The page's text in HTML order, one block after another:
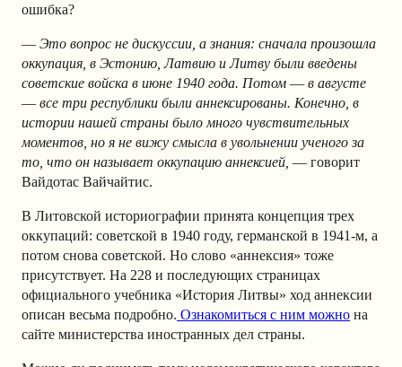
ошибка?
— Это вопрос не дискуссии, а знания: сначала произошла
оккупация, в Эстонию, Латвию и Литву были введены
советские войска в июне 1940 года. Потом — в августе
— все три республики были аннексированы. Конечно, в
истории нашей страны было много чувствительных
моментов, но я не вижу смысла в увольнении ученого за
то, что он называет оккупацию аннексией, — говорит
Вайдотас Вайчайтис.
В Литовской историографии принята концепция трех
оккупаций: советской в 1940 году, германской в 1941-м, а
потом снова советской. Но слово «аннексия» тоже
присутствует. На 228 и последующих страницах
официального учебника «История Литвы» ход аннексии
описан весьма подробно. Ознакомиться с ним можно на
сайте министерства иностранных дел страны.